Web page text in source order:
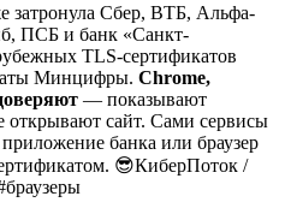
затронула Сбер, ВТБ, Альфа-
ПСБ и банк «Санкт-
TLS-сертификатов
Минцифры. Chrome,
— показывают
открывают сайт. Сами сервисы
банка или браузер
😎КиберПоток /